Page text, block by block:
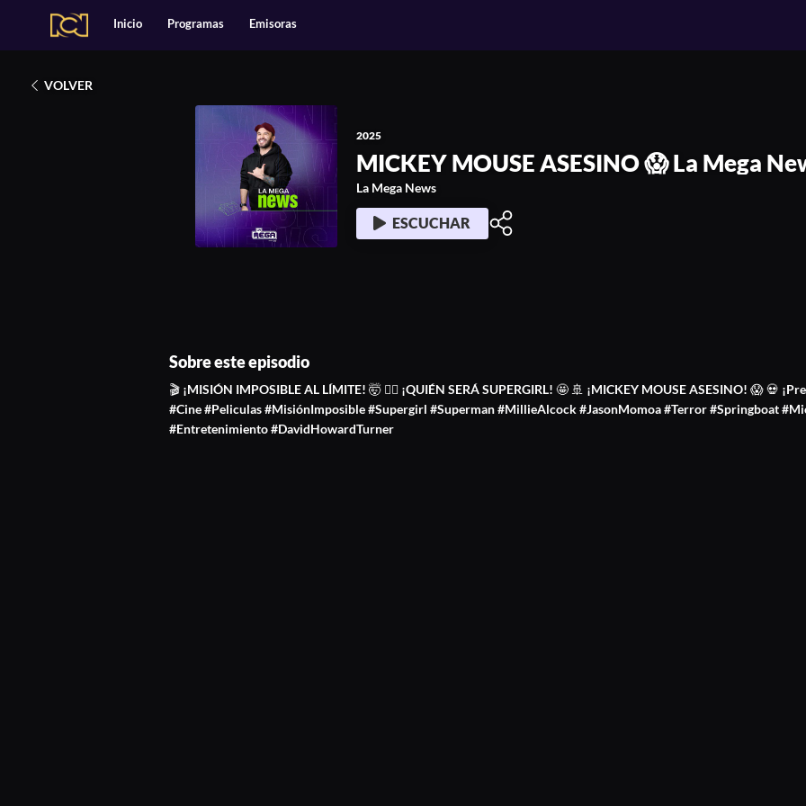
Inicio Programas Emisoras
Entretenimiento
Estilo de Vida
Noticias
Podcasts Exclusivos
VOLVER
2025
MICKEY MOUSE ASESINO 😱 La Mega
La Mega News
ESCUCHAR
Sobre este episodio
🎬 ¡MISIÓN IMPOSIBLE AL LÍMITE! 🤯 🦸‍♀️ ¡QUIÉN SERÁ SUPERGIRL! 🤩 🚢 ¡MICKEY MOUSE ASESINO! 😱 💀
#Cine #Peliculas #MisiónImposible #Supergirl #Superman #MillieAlcock #JasonMomoa #Terror #Springboat
#Entretenimiento #DavidHowardTurner